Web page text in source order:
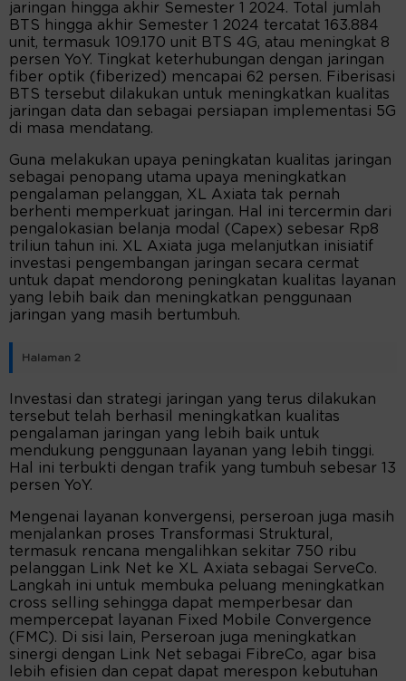
jaringan hingga akhir Semester 1 2024. Total jumlah
BTS hingga akhir Semester 1 2024 tercatat 163.884
unit, termasuk 109.170 unit BTS 4G, atau meningkat 8
persen YoY. Tingkat keterhubungan dengan jaringan
fiber optik (fiberized) mencapai 62 persen. Fiberisasi
BTS tersebut dilakukan untuk meningkatkan kualitas
jaringan data dan sebagai persiapan implementasi 5G
di masa mendatang.
Guna melakukan upaya peningkatan kualitas jaringan
sebagai penopang utama upaya meningkatkan
pengalaman pelanggan, XL Axiata tak pernah
berhenti memperkuat jaringan. Hal ini tercermin dari
pengalokasian belanja modal (Capex) sebesar Rp8
triliun tahun ini. XL Axiata juga melanjutkan inisiatif
investasi pengembangan jaringan secara cermat
untuk dapat mendorong peningkatan kualitas layanan
yang lebih baik dan meningkatkan penggunaan
jaringan yang masih bertumbuh.
Halaman 2
Investasi dan strategi jaringan yang terus dilakukan
tersebut telah berhasil meningkatkan kualitas
pengalaman jaringan yang lebih baik untuk
mendukung penggunaan layanan yang lebih tinggi.
Hal ini terbukti dengan trafik yang tumbuh sebesar 13
persen YoY.
Mengenai layanan konvergensi, perseroan juga masih
menjalankan proses Transformasi Struktural,
termasuk rencana mengalihkan sekitar 750 ribu
pelanggan Link Net ke XL Axiata sebagai ServeCo.
Langkah ini untuk membuka peluang meningkatkan
cross selling sehingga dapat memperbesar dan
mempercepat layanan Fixed Mobile Convergence
(FMC). Di sisi lain, Perseroan juga meningkatkan
sinergi dengan Link Net sebagai FibreCo, agar bisa
lebih efisien dan cepat dapat merespon kebutuhan